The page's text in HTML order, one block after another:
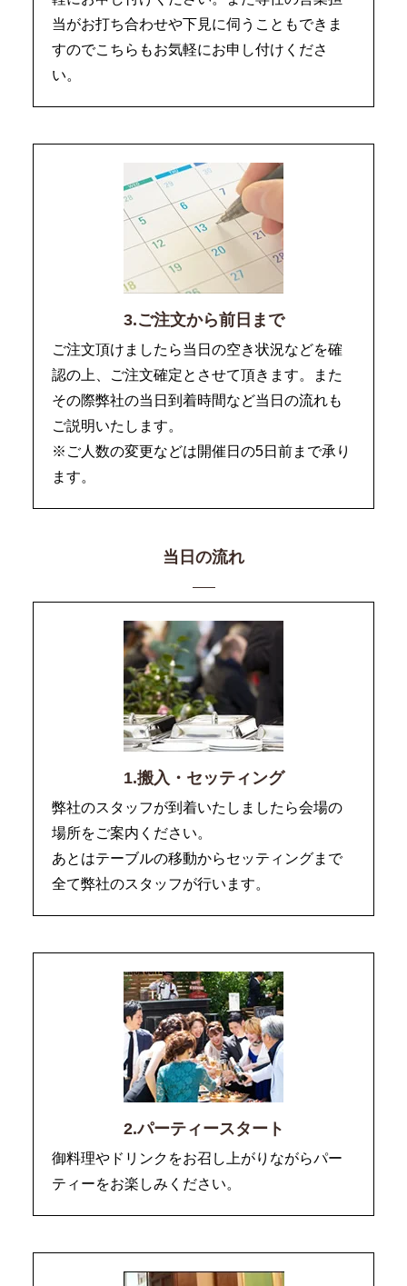
当がお打ち合わせや下見に伺うこともできま
すのでこちらもお気軽にお申し付けくださ
い。
3.ご注文から前日まで
ご注文頂けましたら当日の空き状況などを確
認の上、ご注文確定とさせて頂きます。また
その際弊社の当日到着時間など当日の流れも
ご説明いたします。
※ご人数の変更などは開催日の5日前まで承り
ます。
当日の流れ
1.搬入・セッティング
弊社のスタッフが到着いたしましたら会場の
場所をご案内ください。
あとはテーブルの移動からセッティングまで
全て弊社のスタッフが行います。
2.パーティースタート
御料理やドリンクをお召し上がりながらパー
ティーをお楽しみください。